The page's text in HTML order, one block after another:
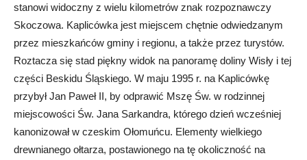
stanowi widoczny z wielu kilometrów znak rozpoznawczy
Skoczowa. Kaplicówka jest miejscem chętnie odwiedzanym
przez mieszkańców gminy i regionu, a także przez turystów.
Roztacza się stad piękny widok na panoramę doliny Wisły i tej
części Beskidu Śląskiego. W maju 1995 r. na Kaplicówkę
przybył Jan Paweł II, by odprawić Mszę Św. w rodzinnej
miejscowości Św. Jana Sarkandra, którego dzień wcześniej
kanonizował w czeskim Ołomuńcu. Elementy wielkiego
drewnianego ołtarza, postawionego na tę okoliczność na